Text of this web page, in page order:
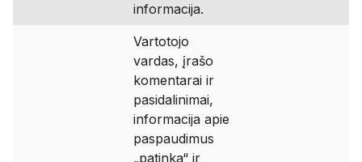
informacija.
Vartotojo
vardas, įrašo
komentarai ir
pasidalinimai,
informacija apie
paspaudimus
„patinka“ ir